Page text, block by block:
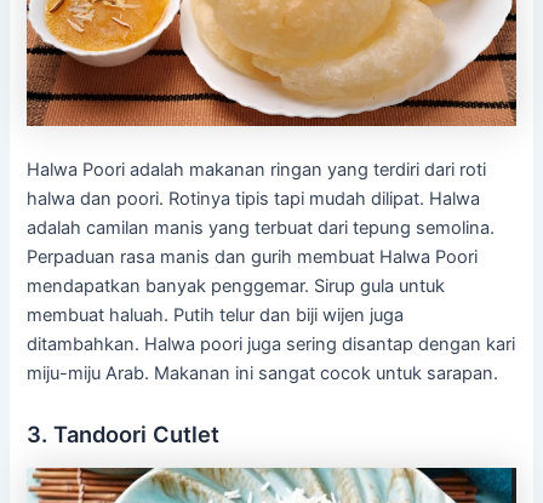
Halwa Poori adalah makanan ringan yang terdiri dari roti
halwa dan poori. Rotinya tipis tapi mudah dilipat. Halwa
adalah camilan manis yang terbuat dari tepung semolina.
Perpaduan rasa manis dan gurih membuat Halwa Poori
mendapatkan banyak penggemar. Sirup gula untuk
membuat haluah. Putih telur dan biji wijen juga
ditambahkan. Halwa poori juga sering disantap dengan kari
miju-miju Arab. Makanan ini sangat cocok untuk sarapan.
3. Tandoori Cutlet